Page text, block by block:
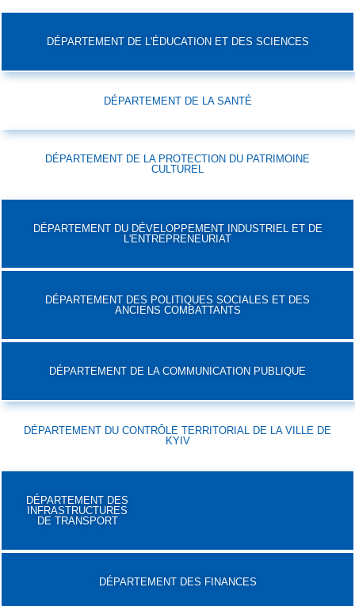
DÉPARTEMENT DE L'ÉDUCATION ET DES SCIENCES
DÉPARTEMENT DE LA SANTÉ
DÉPARTEMENT DE LA PROTECTION DU PATRIMOINE
CULTUREL
DÉPARTEMENT DU DÉVELOPPEMENT INDUSTRIEL ET DE
L'ENTREPRENEURIAT
DÉPARTEMENT DES POLITIQUES SOCIALES ET DES
ANCIENS COMBATTANTS
DÉPARTEMENT DE LA COMMUNICATION PUBLIQUE
DÉPARTEMENT DU CONTRÔLE TERRITORIAL DE LA VILLE DE
KYIV
DÉPARTEMENT DES
INFRASTRUCTURES
DE TRANSPORT
DÉPARTEMENT DES FINANCES